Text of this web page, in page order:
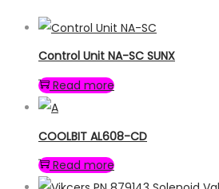
Control Unit NA-SC SUNX
Read more
COOLBIT AL608-CD
Read more